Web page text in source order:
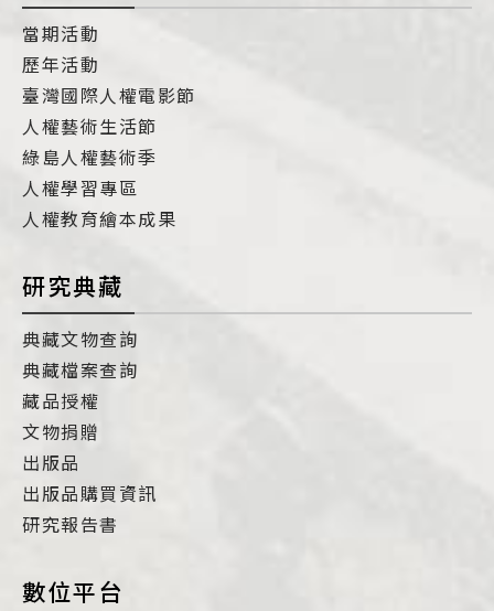
當期活動
歷年活動
臺灣國際人權電影節
人權藝術生活節
綠島人權藝術季
人權學習專區
人權教育繪本成果
研究典藏
典藏文物查詢
典藏檔案查詢
藏品授權
文物捐贈
出版品
出版品購買資訊
研究報告書
數位平台